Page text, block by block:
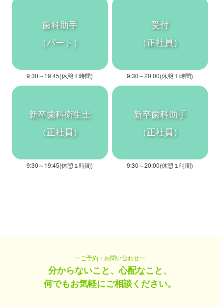
歯科助手
（パート）
9:30～19:45(休憩１時間)
受付
（正社員）
9:30～20:00(休憩１時間)
新卒歯科衛生士
（正社員）
9:30～19:45(休憩１時間)
新卒歯科助手
（正社員）
9:30～20:00(休憩１時間)
ーご予約・お問い合わせー
分からないこと、心配なこと、
何でもお気軽にご相談ください。